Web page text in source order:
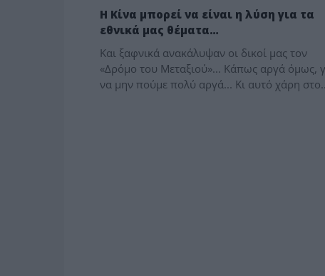
Η Κίνα μπορεί να είναι η λύση για τα
εθνικά μας θέματα…
Και ξαφνικά ανακάλυψαν οι δικοί μας τον
«Δρόμο του Μεταξιού»... Κάπως αργά όμως,
να μην πούμε πολύ αργά... Κι αυτό χάρη